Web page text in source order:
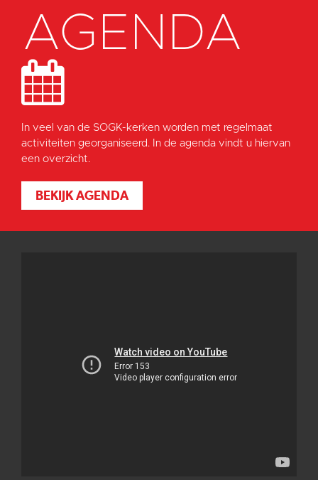
AGENDA
In veel van de SOGK-kerken worden met regelmaat
activiteiten georganiseerd. In de agenda vindt u hiervan
een overzicht.
BEKIJK AGENDA